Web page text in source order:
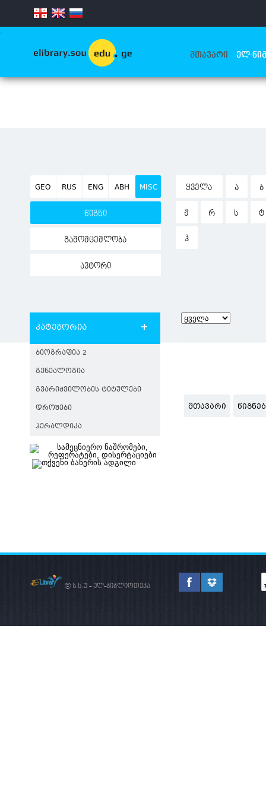
.
ᲛᲗᲐᲕᲐᲠᲘ ᲔᲚ-
GEO RUS ENG ABH MISC
წიგნი
გამომცემლობა
ავტორი
ᲧᲕᲔᲚᲐ Ა Ბ
Ჟ Რ Ს Ტ
Ჰ
კატეგორია
ᲑᲘᲝᲒᲠᲐᲤᲘᲐ 2
ᲒᲔᲜᲔᲐᲚᲝᲒᲘᲐ
ᲒᲕᲐᲠᲘᲨᲕᲘᲚᲝᲑᲘᲡ ᲢᲘᲢᲣᲚᲔᲑᲘ
ᲓᲠᲝᲨᲔᲑᲘ
ᲰᲔᲠᲐᲚᲓᲘᲙᲐ
ᲛᲗᲐᲕᲐᲠᲘ
© ს.ს.უ - ელ-ბიბლიოთეკა